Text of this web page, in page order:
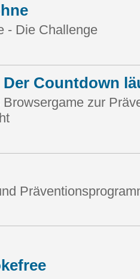
- Die Challenge
Countdown
zur